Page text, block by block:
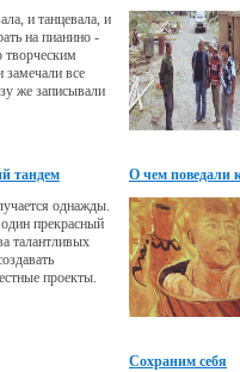
и танцевала, и
на пианино -
творческим
замечали все
же записывали
мир» с
русалок и т.д.
тандем
однажды.
прекрасный
талантливых
проекты.
О чем поведали
Сохраним себя